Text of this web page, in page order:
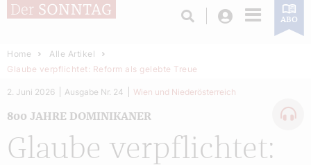
Login ABO
Home
Alle Artikel
Glaube verpflichtet: Reform als gelebte Treue
Glaube verpflichtet:
800 JAHRE DOMINIKANER
2. Juni 2026 Ausgabe Nr. 24 Wien und Niederösterreich